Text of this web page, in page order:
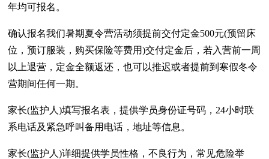
年均可报名。
确认报名我们暑期夏令营活动须提前交付定金500元(预留床
位，预订服装，购买保险等费用)交付定金后，若入营前一周
以上退营，定金全额返还，也可以推迟或者提前到寒假冬令
营期间任何一期。
家长(监护人)填写报名表，提供学员身份证号码，24小时联
系电话及紧急呼叫备用电话，地址等信息。
家长(监护人)详细提供学员性格，不良行为，常见危险举